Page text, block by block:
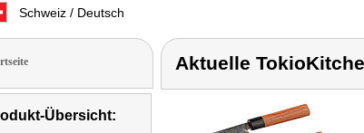
Schweiz / Deutsch
Übersicht:
Aktuelle